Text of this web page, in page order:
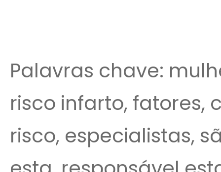
Palavras chave:
risco infarto, fatores,
risco, especialistas,